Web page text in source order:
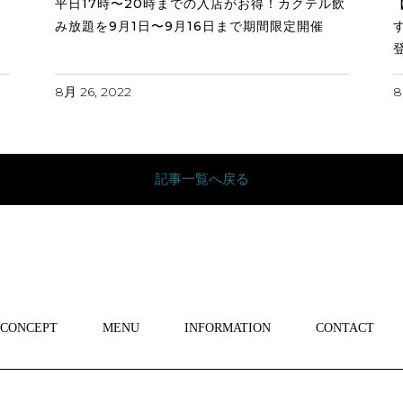
み放題を9月1日〜9月16日まで期間限定開催
8月 26, 2022
記事一覧へ戻る
CONCEPT MENU INFORMATION CONTACT